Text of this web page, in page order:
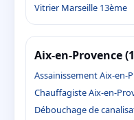
Vitrier Marseille 13ème
Aix-en-Provence
Assainissement Aix-en-
Chauffagiste Aix-en-
Débouchage de